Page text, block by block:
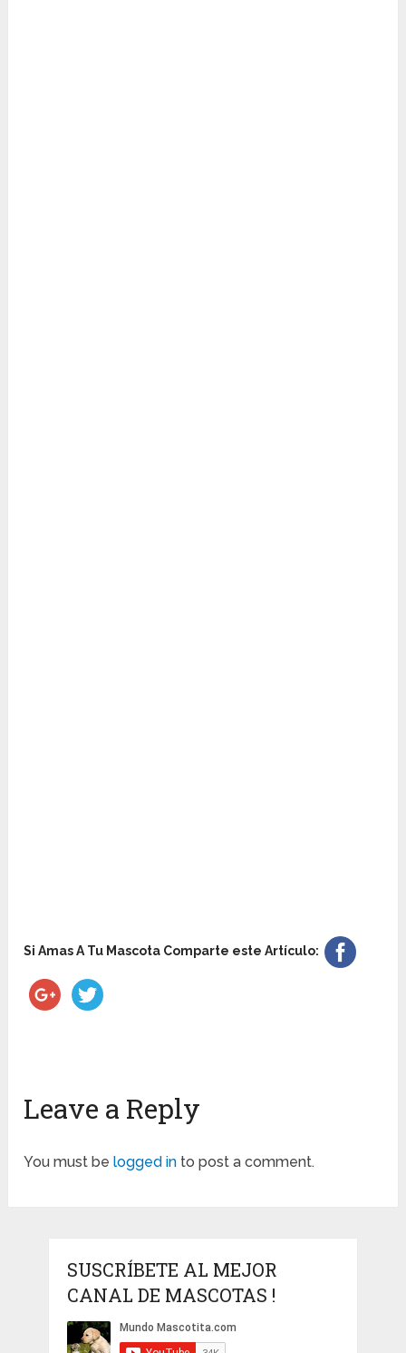
Si Amas A Tu Mascota Comparte este Artículo:
Leave a Reply
You must belogged in to post a comment.
SUSCRÍBETE AL MEJOR
CANAL DE MASCOTAS !